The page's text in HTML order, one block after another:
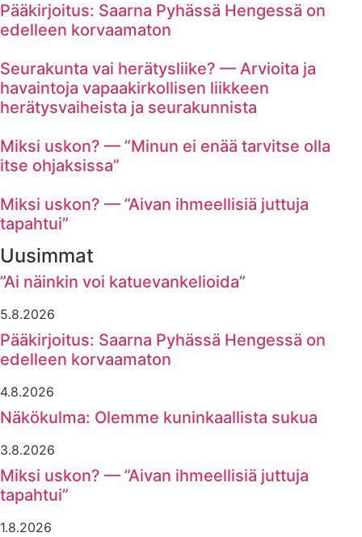
Pääkirjoitus: Saarna Pyhässä Hengessä on
edelleen korvaamaton
Seurakunta vai herätysliike? — Arvioita ja
havaintoja vapaakirkollisen liikkeen
herätysvaiheista ja seurakunnista
Miksi uskon? — ”Minun ei enää tarvitse olla
itse ohjaksissa”
Miksi uskon? — ”Aivan ihmeellisiä juttuja
tapahtui”
Uusimmat
”Ai näinkin voi katuevankelioida”
5.8.2026
Pääkirjoitus: Saarna Pyhässä Hengessä on
edelleen korvaamaton
4.8.2026
Näkökulma: Olemme kuninkaallista sukua
3.8.2026
Miksi uskon? — ”Aivan ihmeellisiä juttuja
tapahtui”
1.8.2026